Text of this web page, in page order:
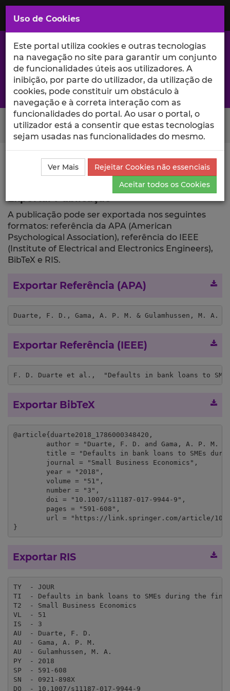
Saltar
para
Conteúdo
Principal
A excelência da investigação e ciência no Iscte
Search Button
Ciência_Iscte Publicações
Descrição Detalhada da
Publicação
Exportar
A publicação pode ser exportada nos seguintes
formatos: referência da APA (American
Psychological Association), referência do IEEE
(Institute of Electrical and Electronics Engineers),
BibTeX e RIS.
Exportar Referência (APA)
Duarte, F. D., Gama, A. P. M. & Gulamhussen, M.
Exportar Referência (IEEE)
F. D. Duarte et al.,  "Defaults in bank loans to
Exportar BibTeX
@article{duarte2018_1786000348420,
}
Exportar RIS
TY  - JOUR
TI  - Defaults in bank loans to SMEs during the
T2  - Small Business Economics
VL  - 51
IS  - 3
AU  - Duarte, F. D.
AU  - Gama, A. P. M.
AU  - Gulamhussen, M. A.
PY  - 2018
SP  - 591-608
SN  - 0921-898X
DO  - 10.1007/s11187-017-9944-9
Uso de Cookies
Este portal utiliza cookies e outras tecnologias
na navegação no site para garantir um conjunto
de funcionalidades úteis aos utilizadores. A
inibição, por parte do utilizador, da utilização de
cookies, pode constituir um obstáculo à
navegação e à correta interação com as
funcionalidades do portal. Ao usar o portal, o
utilizador está a consentir que estas tecnologias
sejam usadas nas funcionalidades do mesmo.
Ver Mais
Rejeitar Cookies não essenciais
Aceitar todos os Cookies